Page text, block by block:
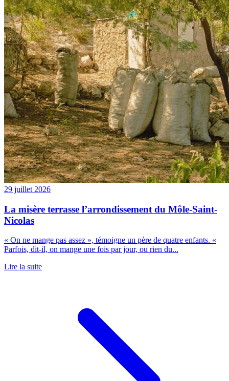
29 juillet 2026
La misère terrasse l’arrondissement du Môle-Saint-
Nicolas
« On ne mange pas assez », témoigne un père de quatre enfants. «
Parfois, dit-il, on mange une fois par jour, ou rien du...
Lire la suite